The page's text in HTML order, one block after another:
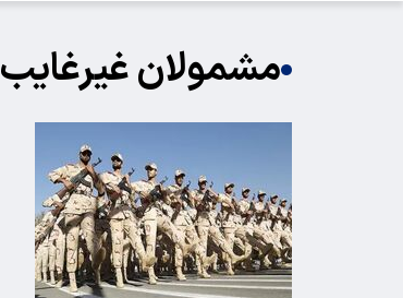
مشمولان غیرغایب